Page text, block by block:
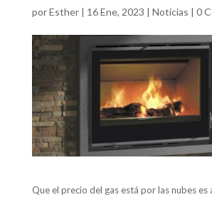
porEsther| 16 Ene, 2023 | Noticias | 0
Que el precio del gas está por las nubes